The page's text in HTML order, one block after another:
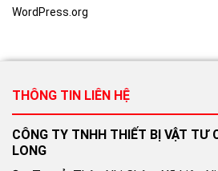
WordPress.org
THÔNG TIN LIÊN HỆ
CÔNG TY TNHH THIẾT BỊ VẬT TƯ
LONG